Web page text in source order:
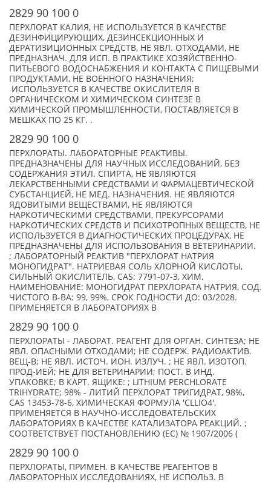
2829 90 100 0
ПЕРХЛОРАТ КАЛИЯ, НЕ ИСПОЛЬЗУЕТСЯ В КАЧЕСТВЕ
ДЕЗИНФИЦИРУЮЩИХ, ДЕЗИНСЕКЦИОННЫХ И
ДЕРАТИЗИЦИОННЫХ СРЕДСТВ, НЕ ЯВЛ. ОТХОДАМИ, НЕ
ПРЕДНАЗНАЧ. ДЛЯ ИСП. В ПРАКТИКЕ ХОЗЯЙСТВЕННО-
ПИТЬЕВОГО ВОДОСНАБЖЕНИЯ И КОНТАКТА С ПИЩЕВЫМИ
ПРОДУКТАМИ, НЕ ВОЕННОГО НАЗНАЧЕНИЯ;
ИСПОЛЬЗУЕТСЯ В КАЧЕСТВЕ ОКИСЛИТЕЛЯ В
ОРГАНИЧЕСКОМ И ХИМИЧЕСКОМ СИНТЕЗЕ В
ХИМИЧЕСКОЙ ПРОМЫШЛЕННОСТИ, ПОСТАВЛЯЕТСЯ В
МЕШКАХ ПО 25 КГ. .
2829 90 100 0
ПЕРХЛОРАТЫ. ЛАБОРАТОРНЫЕ РЕАКТИВЫ.
ПРЕДНАЗНАЧЕНЫ ДЛЯ НАУЧНЫХ ИССЛЕДОВАНИЙ, БЕЗ
СОДЕРЖАНИЯ ЭТИЛ. СПИРТА, НЕ ЯВЛЯЮТСЯ
ЛЕКАРСТВЕННЫМИ СРЕДСТВАМИ И ФАРМАЦЕВТИЧЕСКОЙ
СУБСТАНЦИЕЙ, НЕ МЕД. НАЗНАЧЕНИЯ. НЕ ЯВЛЯЮТСЯ
ЯДОВИТЫМИ ВЕЩЕСТВАМИ, НЕ ЯВЛЯЮТСЯ
НАРКОТИЧЕСКИМИ СРЕДСТВАМИ, ПРЕКУРСОРАМИ
НАРКОТИЧЕСКИХ СРЕДСТВ И ПСИХОТРОПНЫХ ВЕЩЕСТВ, НЕ
ИСПОЛЬЗУЕТСЯ В ДИАГНОСТИЧЕСКИХ ПРОЦЕДУРАХ, НЕ
ПРЕДНАЗНАЧЕНЫ ДЛЯ ИСПОЛЬЗОВАНИЯ В ВЕТЕРИНАРИИ.
; ЛАБОРАТОРНЫЙ РЕАКТИВ "ПЕРХЛОРАТ НАТРИЯ
МОНОГИДРАТ". НАТРИЕВАЯ СОЛЬ ХЛОРНОЙ КИСЛОТЫ,
СИЛЬНЫЙ ОКИСЛИТЕЛЬ, CAS: 7791-07-3, ХИМ.
НАИМЕНОВАНИЕ: МОНОГИДРАТ ПЕРХЛОРАТА НАТРИЯ, СОД.
ЧИСТОГО В-ВА: 99, 99%, СРОК ГОДНОСТИ ДО: 03/2028.
ПРИМЕНЯЕТСЯ В ЛАБОРАТОРИЯХ В
2829 90 100 0
ПЕРХЛОРАТЫ - ЛАБОРАТ. РЕАГЕНТ ДЛЯ ОРГАН. СИНТЕЗА; НЕ
ЯВЛ. ОПАСНЫМИ ОТХОДАМИ; НЕ СОДЕРЖ. РАДИОАКТИВ.
ВЕЩ-В; НЕ ЯВЛ. ИСТОЧ. ИОН. ИЗЛУЧ. ; НЕ ЯВЛ. ИЗОТОП.
ПРОД-ИЕЙ; НЕ ДЛЯ ВЕТЕРИНАРИИ; ПОСТ. В ИНД.
УПАКОВКЕ; В КАРТ. ЯЩИКЕ: ; LITHIUM PERCHLORATE
TRIHYDRATE; 98% - ЛИТИЙ ПЕРХЛОРАТ ТРИГИДРАТ, 98%,
CAS 13453-78-6, ХИМИЧЕСКАЯ ФОРМУЛА 'CLLIO4',
ПРИМЕНЯЕТСЯ В НАУЧНО-ИССЛЕДОВАТЕЛЬСКИХ
ЛАБОРАТОРИЯХ В КАЧЕСТВЕ КАТАЛИЗАТОРА РЕАКЦИЙ. ;
СООТВЕТСТВУЕТ ПОСТАНОВЛЕНИЮ (ЕС) № 1907/2006 (
2829 90 100 0
ПЕРХЛОРАТЫ, ПРИМЕН. В КАЧЕСТВЕ РЕАГЕНТОВ В
ЛАБОРАТОРНЫХ ИССЛЕДОВАНИЯХ, НЕ ИСПОЛЬЗ. В